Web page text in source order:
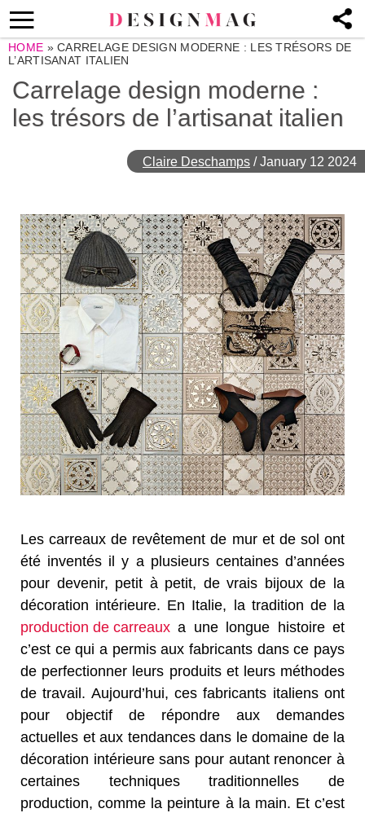
HOME »CARRELAGE DESIGN MODERNE : LES TRÉSORS DE
L’ARTISANAT ITALIEN
Carrelage design moderne :
les trésors de l’artisanat italien
Claire Deschamps /January 12 2024
Les carreaux de revêtement de mur et de sol ont
été inventés il y a plusieurs centaines d’années
pour devenir, petit à petit, de vrais bijoux de la
décoration intérieure. En Italie, la tradition de la
production de carreaux a une longue histoire et
c’est ce qui a permis aux fabricants dans ce pays
de perfectionner leurs produits et leurs méthodes
de travail. Aujourd’hui, ces fabricants italiens ont
pour objectif de répondre aux demandes
actuelles et aux tendances dans le domaine de la
décoration intérieure sans pour autant renoncer à
certaines techniques traditionnelles de
production, comme la peinture à la main. Et c’est